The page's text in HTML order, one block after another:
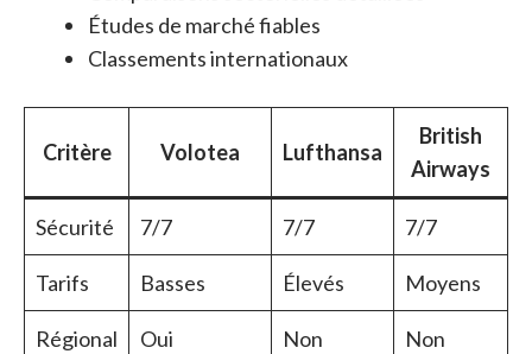
Études de marché fiables
Classements internationaux
Critère Volotea Lufthansa
British
Airways
Sécurité 7/7 7/7 7/7
Tarifs Basses Élevés Moyens
Régional Oui Non Non